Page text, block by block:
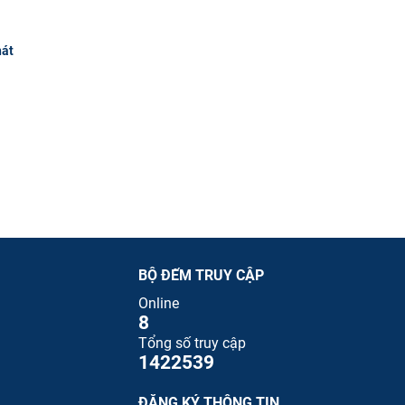
BỘ ĐẾM TRUY CẬP
Online
8
Tổng số truy cập
1422539